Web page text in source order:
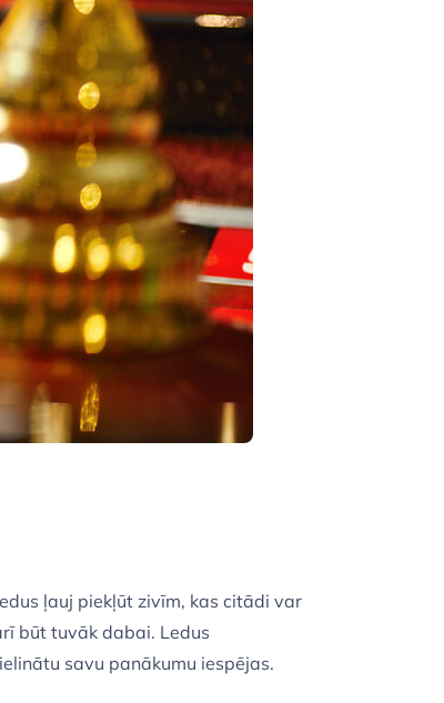
ļauj piekļūt zivīm, kas citādi var
būt tuvāk dabai. Ledus
savu panākumu iespējas.